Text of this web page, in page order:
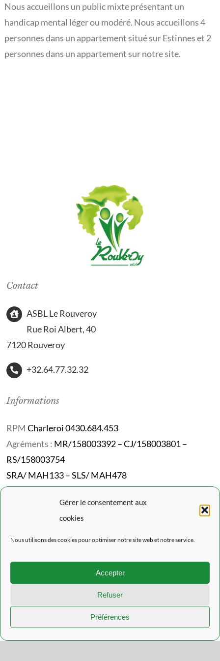
Gérer le consentement aux
cookies
Nous utilisons des cookies pour optimiser notre site web et notre service.
Accepter
Refuser
Préférences
L’actualité du Rouveroy
Nous accueillons un public mixte présentant un
handicap mental léger ou modéré. Nous accueillons 4
personnes dans un appartement situé sur Estinnes et 2
personnes dans un appartement sur notre site.
Contact
ASBL Le Rouveroy
Rue Roi Albert, 40
7120 Rouveroy
+32.64.77.32.32
Informations
RPM Charleroi 0430.684.453
Agréments : MR/158003392 – CJ/158003801 –
RS/158003754
SRA/ MAH133 – SLS/ MAH478
Codes NACE :
L’actualité du Rouveroy